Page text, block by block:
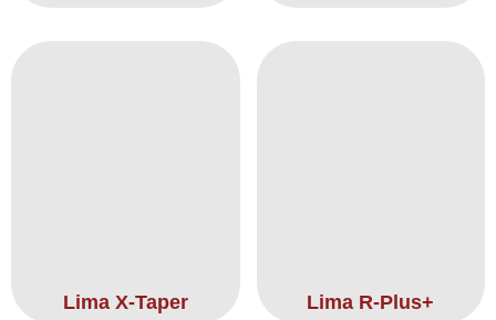
Lima X-Taper Lima R-Plus+